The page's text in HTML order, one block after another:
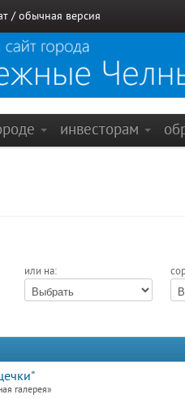
/ обычная версия
инвесторам
или на:
галерея»